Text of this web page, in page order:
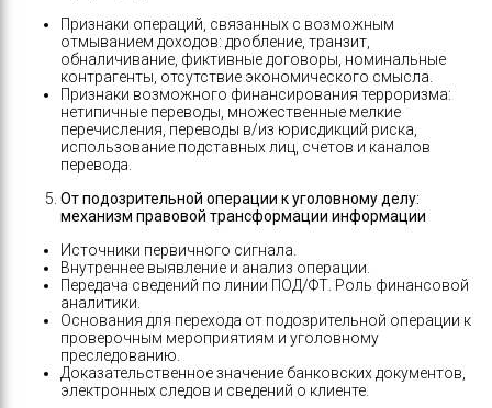
Признаки операций, связанных с возможным
отмыванием доходов: дробление, транзит,
обналичивание, фиктивные договоры, номинальные
контрагенты, отсутствие экономического смысла.
Признаки возможного финансирования терроризма:
нетипичные переводы, множественные мелкие
перечисления, переводы в/из юрисдикций риска,
использование подставных лиц, счетов и каналов
перевода.
От подозрительной операции к уголовному делу:
механизм правовой трансформации информации
Источники первичного сигнала.
Внутреннее выявление и анализ операции.
Передача сведений по линии ПОД/ФТ. Роль финансовой
аналитики.
Основания для перехода от подозрительной операции к
проверочным мероприятиям и уголовному
преследованию.
Доказательственное значение банковских документов,
электронных следов и сведений о клиенте.